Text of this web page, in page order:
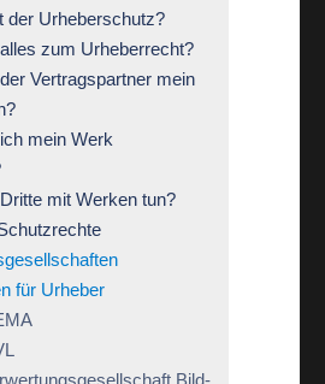
der Urheberschutz?
zum Urheberrecht?
Vertragspartner mein
mein Werk
mit Werken tun?
für Urheber
Bild-